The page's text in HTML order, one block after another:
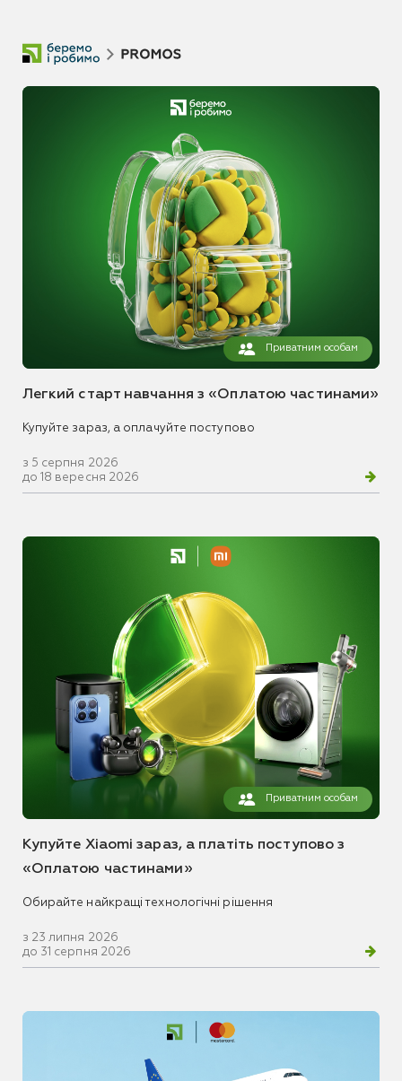
Приватним особам
Легкий старт навчання з «Оплатою частинами»
Купуйте зараз, а оплачуйте поступово
з 5 серпня 2026
до 18 вересня 2026
Приватним особам
Купуйте Xiaomi зараз, а платіть поступово з
«Оплатою частинами»
Обирайте найкращі технологічні рішення
з 23 липня 2026
до 31 серпня 2026